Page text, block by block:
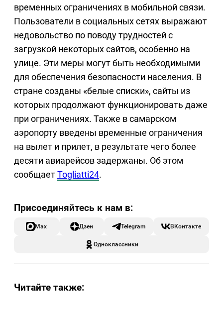
временных ограничениях в мобильной связи.
Пользователи в социальных сетях выражают
недовольство по поводу трудностей с
загрузкой некоторых сайтов, особенно на
улице. Эти меры могут быть необходимыми
для обеспечения безопасности населения. В
стране созданы «белые списки», сайты из
которых продолжают функционировать даже
при ограничениях. Также в самарском
аэропорту введены временные ограничения
на вылет и прилет, в результате чего более
десяти авиарейсов задержаны. Об этом
сообщаетTogliatti24.
Max Дзен Telegram ВКонтакте
Одноклассники
Читайте также: